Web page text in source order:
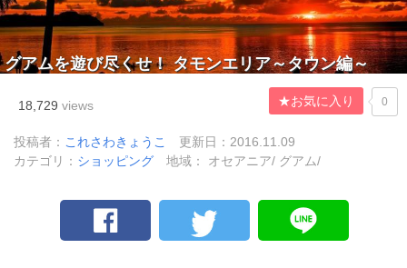
グアムを遊び尽くせ！ タモンエリア～タウン編～
18,729 views ★お気に入り 0
投稿者： これさわきょうこ
更新日：2016.11.09
カテゴリ： ショッピング 地域： オセアニア/ グアム/